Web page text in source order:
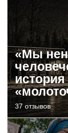
«Мы
история
37 отзывов